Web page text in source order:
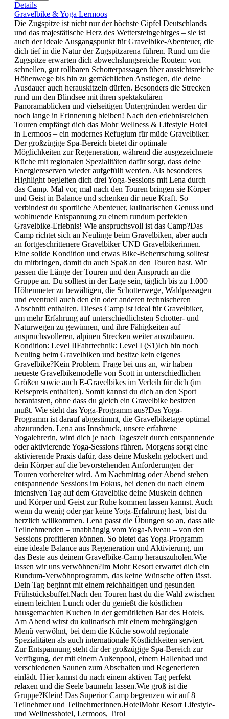
Details
Gravelbike & Yoga Lermoos
Die Zugspitze ist nicht nur der höchste Gipfel Deutschlands
und das majestätische Herz des Wettersteingebirges – sie ist
auch der ideale Ausgangspunkt für Gravelbike-Abenteuer, die
dich tief in die Natur der Zugspitzarena führen. Rund um die
Zugspitze erwarten dich abwechslungsreiche Routen: von
schnellen, gut rollbaren Schotterpassagen über aussichtsreiche
Höhenwege bis hin zu gemächlichen Anstiegen, die deine
Ausdauer auch herauskitzeln dürfen. Besonders die Strecken
rund um den Blindsee mit ihren spektakulären
Panoramablicken und vielseitigen Untergründen werden dir
noch lange in Erinnerung bleiben! Nach den erlebnisreichen
Touren empfängt dich das Mohr Wellness & Lifestyle Hotel
in Lermoos – ein modernes Refugium für müde Gravelbiker.
Der großzügige Spa-Bereich bietet dir optimale
Möglichkeiten zur Regeneration, während die ausgezeichnete
Küche mit regionalen Spezialitäten dafür sorgt, dass deine
Energiereserven wieder aufgefüllt werden. Als besonderes
Highlight begleiten dich drei Yoga-Sessions mit Lena durch
das Camp. Mal vor, mal nach den Touren bringen sie Körper
und Geist in Balance und schenken dir neue Kraft. So
verbindest du sportliche Abenteuer, kulinarischen Genuss und
wohltuende Entspannung zu einem rundum perfekten
Gravelbike-Erlebnis! Wie anspruchsvoll ist das Camp?Das
Camp richtet sich an Neulinge beim Gravelbiken, aber auch
an fortgeschrittenere Gravelbiker UND Gravelbikerinnen.
Eine solide Kondition und etwas Bike-Beherrschung solltest
du mitbringen, damit du auch Spaß an den Touren hast. Wir
passen die Länge der Touren und den Anspruch an die
Gruppe an. Du solltest in der Lage sein, täglich bis zu 1.000
Höhenmeter zu bewältigen, die Schotterwege, Waldpassagen
und eventuell auch den ein oder anderen technischeren
Abschnitt enthalten. Dieses Camp ist ideal für Gravelbiker,
um mehr Erfahrung auf unterschiedlichsten Schotter- und
Naturwegen zu gewinnen, und ihre Fähigkeiten auf
anspruchsvolleren, alpinen Strecken weiter auszubauen.
Kondition: Level IIFahrtechnik: Level I (S1)Ich bin noch
Neuling beim Gravelbiken und besitze kein eigenes
Gravelbike?Kein Problem. Frage bei uns an, wir haben
neueste Gravelbikemodelle von Scott in unterschiedlichen
Größen sowie auch E-Gravelbikes im Verleih für dich (im
Reisepreis enthalten). Somit kannst du dich an den Sport
herantasten, ohne dass du gleich ein Gravelbike besitzen
mußt. Wie sieht das Yoga-Programm aus?Das Yoga-
Programm ist darauf abgestimmt, die Gravelbiketage optimal
abzurunden. Lena aus Innsbruck, unsere erfahrene
Yogalehrerin, wird dich je nach Tageszeit durch entspannende
oder aktivierende Yoga-Sessions führen. Morgens sorgt eine
aktivierende Praxis dafür, dass deine Muskeln gelockert und
dein Körper auf die bevorstehenden Anforderungen der
Touren vorbereitet wird. Am Nachmittag oder Abend stehen
entspannende Sessions im Fokus, bei denen du nach einem
intensiven Tag auf dem Gravelbike deine Muskeln dehnen
und Körper und Geist zur Ruhe kommen lassen kannst. Auch
wenn du wenig oder gar keine Yoga-Erfahrung hast, bist du
herzlich willkommen. Lena passt die Übungen so an, dass alle
Teilnehmenden – unabhängig vom Yoga-Niveau – von den
Sessions profitieren können. So bietet das Yoga-Programm
eine ideale Balance aus Regeneration und Aktivierung, um
das Beste aus deinem Gravelbike-Camp herauszuholen.Wie
lassen wir uns verwöhnen?Im Mohr Resort erwartet dich ein
Rundum-Verwöhnprogramm, das keine Wünsche offen lässt.
Dein Tag beginnt mit einem reichhaltigen und gesunden
Frühstücksbuffet.Nach den Touren hast du die Wahl zwischen
einem leichten Lunch oder du genießt die köstlichen
hausgemachten Kuchen in der gemütlichen Bar des Hotels.
Am Abend wirst du kulinarisch mit einem mehrgängigen
Menü verwöhnt, bei dem die Küche sowohl regionale
Spezialitäten als auch internationale Köstlichkeiten serviert.
Zur Entspannung steht dir der großzügige Spa-Bereich zur
Verfügung, der mit einem Außenpool, einem Hallenbad und
verschiedenen Saunen zum Abschalten und Regenerieren
einlädt. Hier kannst du nach einem aktiven Tag perfekt
relaxen und die Seele baumeln lassen.Wie groß ist die
Gruppe?Klein! Das Superior Camp begrenzen wir auf 8
Teilnehmer und Teilnehmerinnen.HotelMohr Resort Lifestyle-
und Wellnesshotel, Lermoos, Tirol